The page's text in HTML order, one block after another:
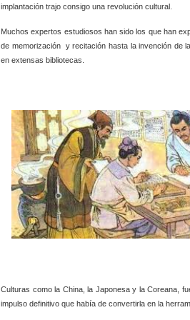
implantación trajo consigo una revolución cultural.
Muchos expertos estudiosos han sido los que han
de memorización y recitación hasta la invención de
en extensas bibliotecas.
Culturas como la China, la Japonesa y la Coreana,
impulso definitivo que había de convertirla en la